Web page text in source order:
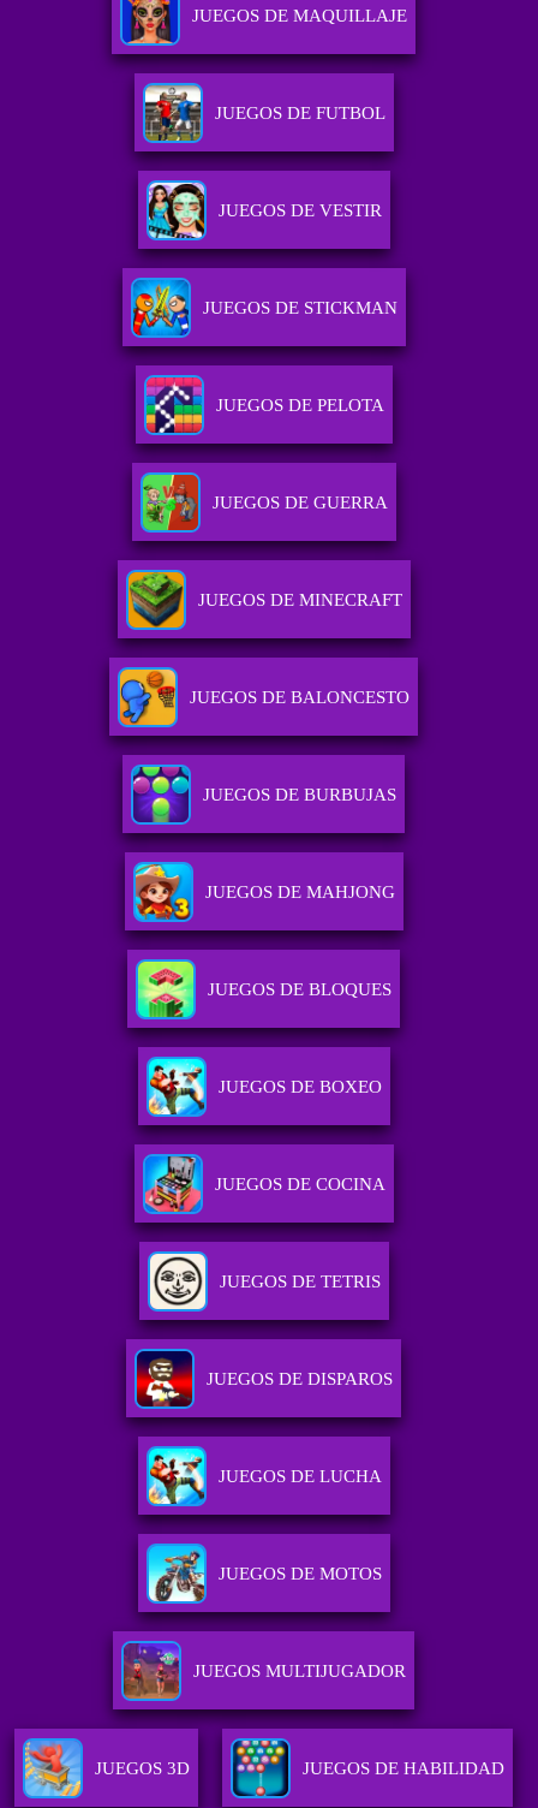
JUEGOS DE MAQUILLAJE
JUEGOS DE FUTBOL
JUEGOS DE VESTIR
JUEGOS DE STICKMAN
JUEGOS DE PELOTA
JUEGOS DE GUERRA
JUEGOS DE MINECRAFT
JUEGOS DE BALONCESTO
JUEGOS DE BURBUJAS
JUEGOS DE MAHJONG
JUEGOS DE BLOQUES
JUEGOS DE BOXEO
JUEGOS DE COCINA
JUEGOS DE TETRIS
JUEGOS DE DISPAROS
JUEGOS DE LUCHA
JUEGOS DE MOTOS
JUEGOS MULTIJUGADOR
JUEGOS 3D JUEGOS DE HABILIDAD